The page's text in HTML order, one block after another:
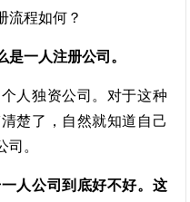
一人注册公司。
人独资公司。对于这种
楚了，自然就知道自己
。
人公司到底好不好。这